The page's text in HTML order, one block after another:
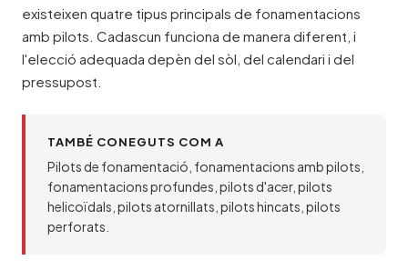
existeixen quatre tipus principals de fonamentacions
amb pilots. Cadascun funciona de manera diferent, i
l'elecció adequada depèn del sòl, del calendari i del
pressupost.
TAMBÉ CONEGUTS COM A
Pilots de fonamentació, fonamentacions amb pilots,
fonamentacions profundes, pilots d'acer, pilots
helicoïdals, pilots atornillats, pilots hincats, pilots
perforats.